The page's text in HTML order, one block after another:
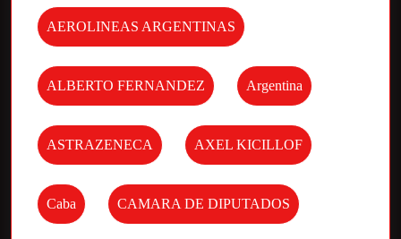
AEROLINEAS ARGENTINAS
ALBERTO FERNANDEZ Argentina
ASTRAZENECA AXEL KICILLOF
Caba CAMARA DE DIPUTADOS